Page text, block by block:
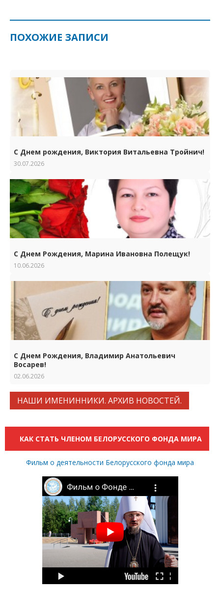
ПОХОЖИЕ ЗАПИСИ
С Днем рождения, Виктория Витальевна Тройнич!
30.07.2026
С Днем Рождения, Марина Ивановна Полещук!
10.06.2026
С Днем Рождения, Владимир Анатольевич
Восарев!
02.06.2026
НАШИ ИМЕНИННИКИ. АРХИВ НОВОСТЕЙ.
КАК СТАТЬ ЧЛЕНОМ БЕЛОРУССКОГО ФОНДА МИРА
Фильм о деятельности Белорусского фонда мира